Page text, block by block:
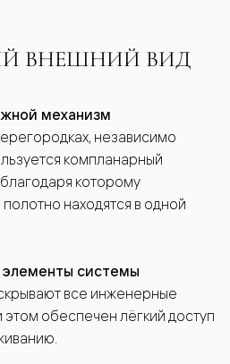
ВНЕШНИЙ ВИД
механизм
независимо
компланарный
которому
находятся в одной
системы
все инженерные
обеспечен лёгкий доступ